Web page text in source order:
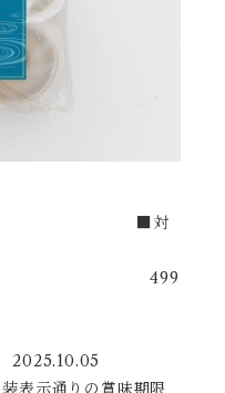
商品 ■対
ゅう 499
2025.10.05
表示通りの賞味期限